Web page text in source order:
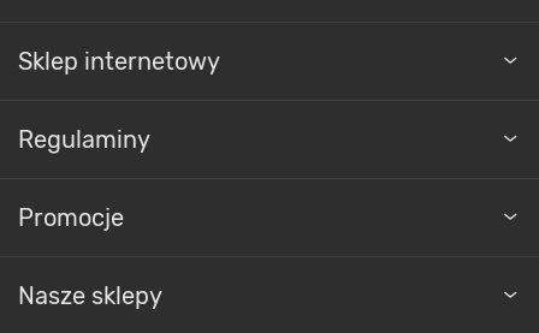
Sklep internetowy
Regulaminy
Promocje
Nasze sklepy